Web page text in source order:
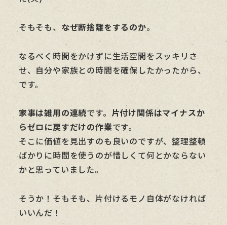
そもそも、 なぜ断捨離をするのか。
なるべく時間をかけずに生活空間をスッキリさ
せ、自分や家族との時間を確保したかったから、
です。
家事は雑用の連続です。片付け関係はマイナスか
らゼロに戻すだけの作業です。
そこに価値を見出すのも良いのですが、整理整頓
ばかりに時間を使うのが惜しくて何とかならない
かと思っていました。
そうか！そもそも、片付けるモノ自体がなければ
いいんだ！